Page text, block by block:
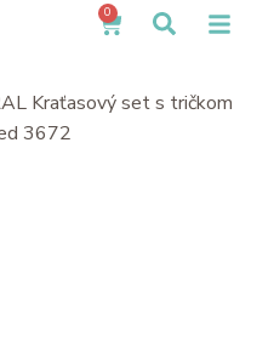
0
Kraťasový set s tričkom
3672